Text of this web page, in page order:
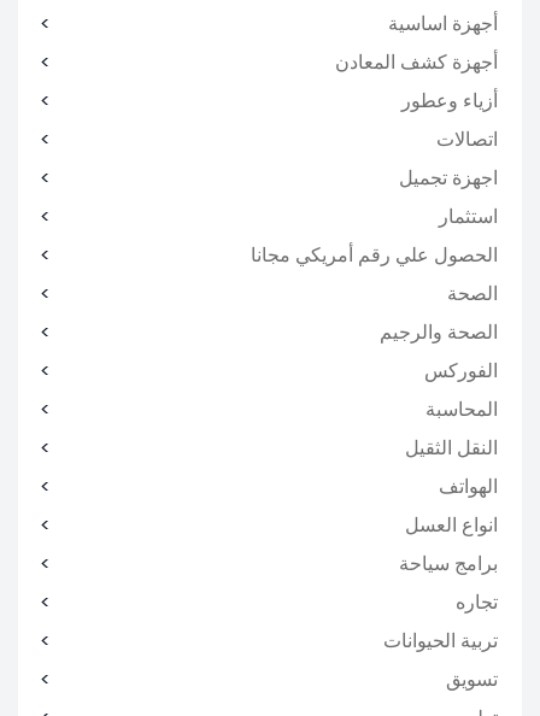
أجهزة اساسية
أجهزة كشف المعادن
أزياء وعطور
اتصالات
اجهزة تجميل
استثمار
الحصول علي رقم أمريكي مجانا
الصحة
الصحة والرجيم
الفوركس
المحاسبة
النقل الثقيل
الهواتف
انواع العسل
برامج سياحة
تجاره
تربية الحيوانات
تسويق